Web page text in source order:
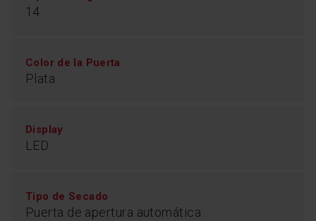
14
Color de la Puerta
Plata
Display
LED
Tipo de Secado
Puerta de apertura automática